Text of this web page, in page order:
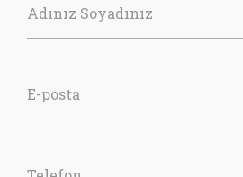
Adınız Soyadınız
E-posta